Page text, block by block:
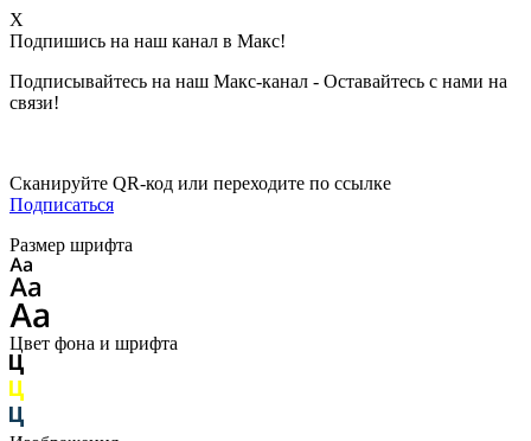
X
Подпишись на наш канал в Макс!
Подписывайтесь на наш Макс-канал - Оставайтесь с нами на
связи!
Сканируйте QR-код или переходите по ссылке
Подписаться
Размер шрифта
Цвет фона и шрифта